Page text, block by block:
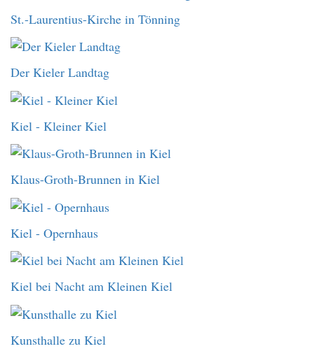
St.-Laurentius-Kirche in Tönning
Der Kieler Landtag
Kiel - Kleiner Kiel
Klaus-Groth-Brunnen in Kiel
Kiel - Opernhaus
Kiel bei Nacht am Kleinen Kiel
Kunsthalle zu Kiel